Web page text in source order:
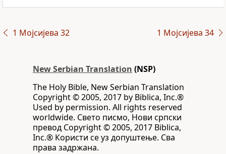
1 Мојсијева 32 1 Мојсијева 34
New Serbian Translation (NSP)
The Holy Bible, New Serbian Translation
Copyright © 2005, 2017 by Biblica, Inc.®
Used by permission. All rights reserved
worldwide. Свето писмо, Нови српски
превод Copyright © 2005, 2017 Biblica,
Inc.® Користи се уз допуштење. Сва
права задржана.